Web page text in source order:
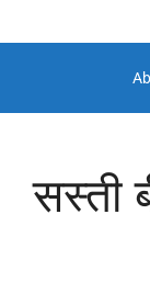
सस्ती